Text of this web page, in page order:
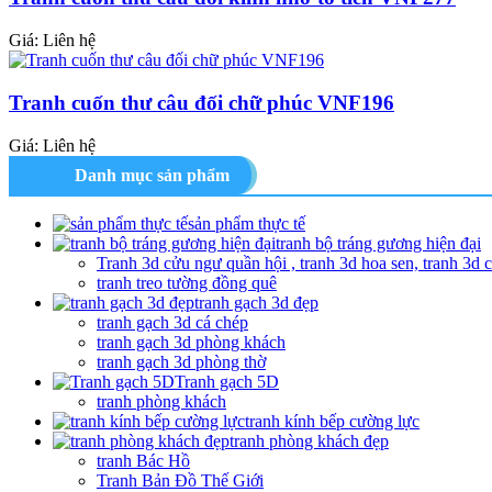
Giá: Liên hệ
Tranh cuốn thư câu đối chữ phúc VNF196
Giá: Liên hệ
Danh mục sản phẩm
sản phẩm thực tế
tranh bộ tráng gương hiện đại
Tranh 3d cửu ngư quần hội , tranh 3d hoa sen, tranh 3d
tranh treo tường đồng quê
tranh gạch 3d đẹp
tranh gạch 3d cá chép
tranh gạch 3d phòng khách
tranh gạch 3d phòng thờ
Tranh gạch 5D
tranh phòng khách
tranh kính bếp cường lực
tranh phòng khách đẹp
tranh Bác Hồ
Tranh Bản Đồ Thế Giới